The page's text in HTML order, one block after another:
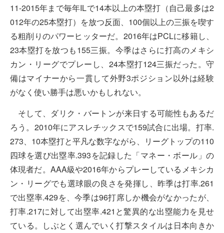
11-2015年まで毎年ILで14本以上の本塁打（自己最多は2
012年の25本塁打）を放つ反面、100個以上の三振を喫す
る粗削りのパワーヒッターだ。2016年はPCLに移籍し、
23本塁打を放つも155三振。今季はさらに打高のメキシ
カン・リーグでプレーし、24本塁打124三振だった。守
備はマイナーから一貫して外野3ポジション以外は経験
がなく使い勝手は悪いかもしれない。
そして、ダリク・バートンが来日する可能性もあるだ
ろう。2010年にアスレチックスで159試合に出場。打率.
273、10本塁打と平凡な数字ながら、リーグトップの110
四球を選び出塁率.393を記録した「マネー・ボール」の
体現者だ。AAA級や2016年からプレーしているメキシカ
ン・リーグでも選球眼の良さを発揮し、昨季は打率.261
で出塁率.429を、今季は96打席しか機会がなかったが、
打率.217に対して出塁率.421と驚異的な出塁能力を見せ
ている。しぶとく選んでいく打撃スタイルは日本向きか